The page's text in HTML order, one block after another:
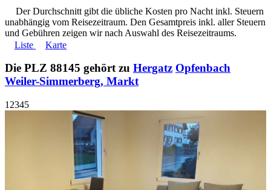
Der Durchschnitt gibt die übliche Kosten pro Nacht inkl. Steuern
unabhängig vom Reisezeitraum. Den Gesamtpreis inkl. aller Steuern
und Gebühren zeigen wir nach Auswahl des Reisezeitraums.
Liste
Karte
Die PLZ 88145 gehört zu Hergatz Opfenbach
Weiler-Simmerberg, Markt
1 2345